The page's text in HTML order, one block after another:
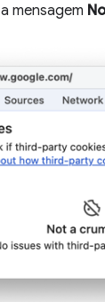
mensagem